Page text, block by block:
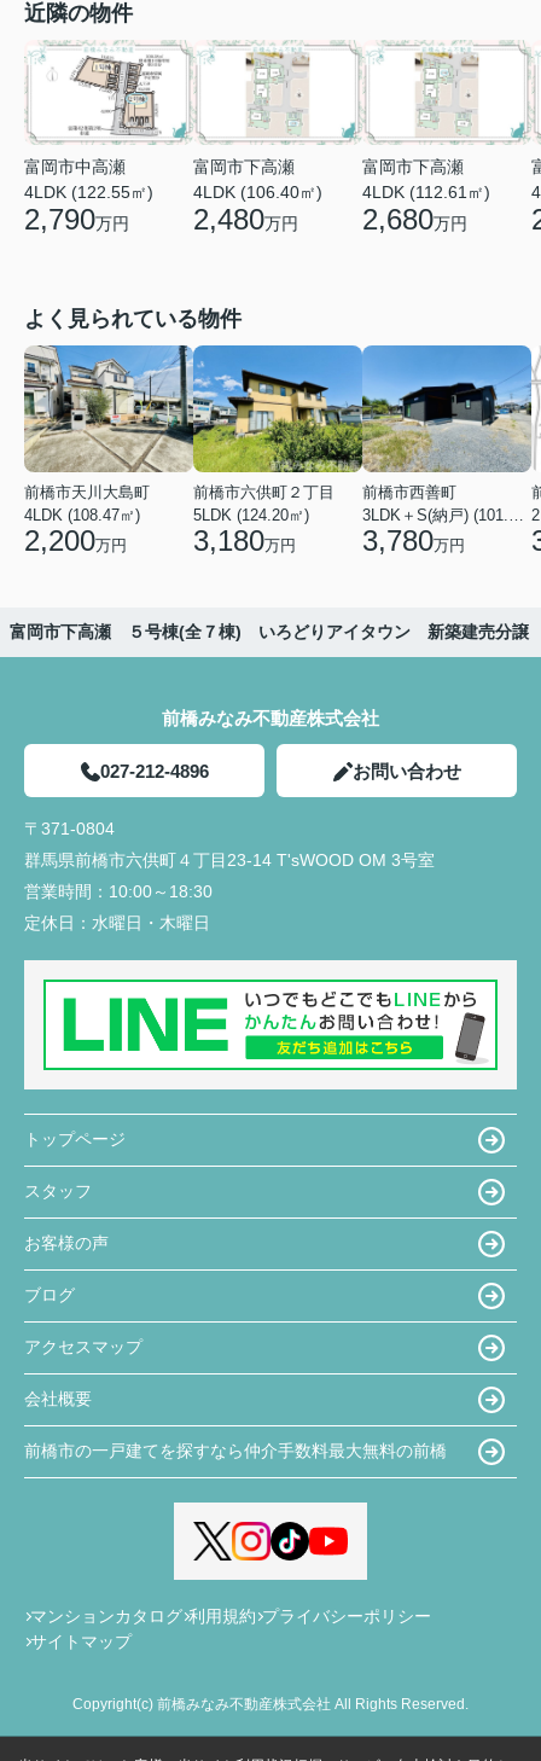
近隣の物件
富岡市中高瀬
4LDK (122.55㎡)
2,790万円
富岡市下高瀬
4LDK (106.40㎡)
2,480万円
富岡市下高瀬
4LDK (112.61㎡)
2,680万円
よく見られている物件
前橋市天川大島町
4LDK (108.47㎡)
2,200万円
前橋市六供町２丁目
5LDK (124.20㎡)
3,180万円
前橋市西善町
3,780万円
富岡市下高瀬 ５号棟(全７棟) いろどりアイタウン 新築建売分譲
前橋みなみ不動産株式会社
027-212-4896 お問い合わせ
〒371-0804
群馬県前橋市六供町４丁目23‐14 T'sWOOD OM 3号室
営業時間： 10:00～18:30
定休日： 水曜日・木曜日
トップページ
スタッフ
お客様の声
ブログ
アクセスマップ
会社概要
前橋市の一戸建てを探すなら仲介手数料最大無料の前橋
マンションカタログ 利用規約 プライバシーポリシー
サイトマップ
Copyright(c) 前橋みなみ不動産株式会社 All Rights Reserved.